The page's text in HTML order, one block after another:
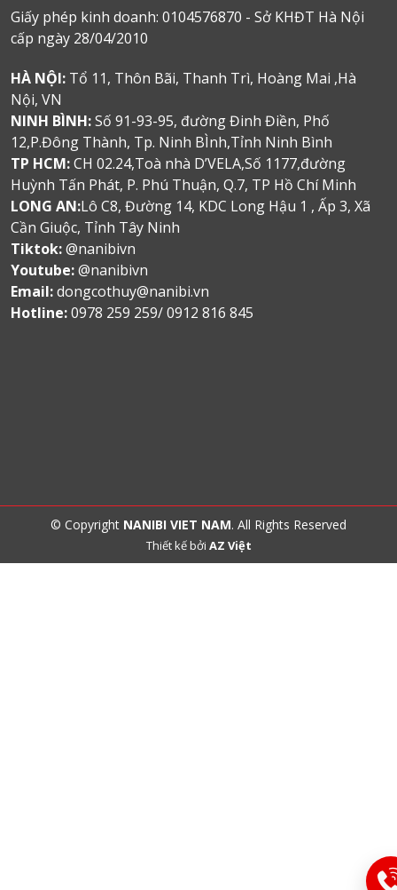
Giấy phép kinh doanh: 0104576870 - Sở KHĐT Hà Nội
cấp ngày 28/04/2010
HÀ NỘI: Tổ 11, Thôn Bãi, Thanh Trì, Hoàng Mai ,Hà
Nội, VN
NINH BÌNH:Số 91-93-95, đường Đinh Điền, Phố
12,P.Đông Thành, Tp. Ninh BÌnh,Tỉnh Ninh Bình
TP HCM:CH 02.24,Toà nhà D’VELA,Số 1177,đường
Huỳnh Tấn Phát, P. Phú Thuận, Q.7, TP Hồ Chí Minh
LONG AN:Lô C8, Đường 14, KDC Long Hậu 1 , Ấp 3, Xã
Cần Giuộc, Tỉnh Tây Ninh
Tiktok:@nanibivn
Youtube:@nanibivn
Email:dongcothuy@nanibi.vn
Hotline:0978 259 259/ 0912 816 845
© Copyright NANIBI VIET NAM. All Rights Reserved
Thiết kế bởi AZ Việt